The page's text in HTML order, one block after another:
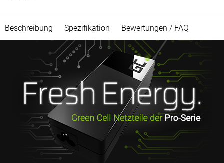
Beschreibung Spezifikation Bewertungen / FAQ